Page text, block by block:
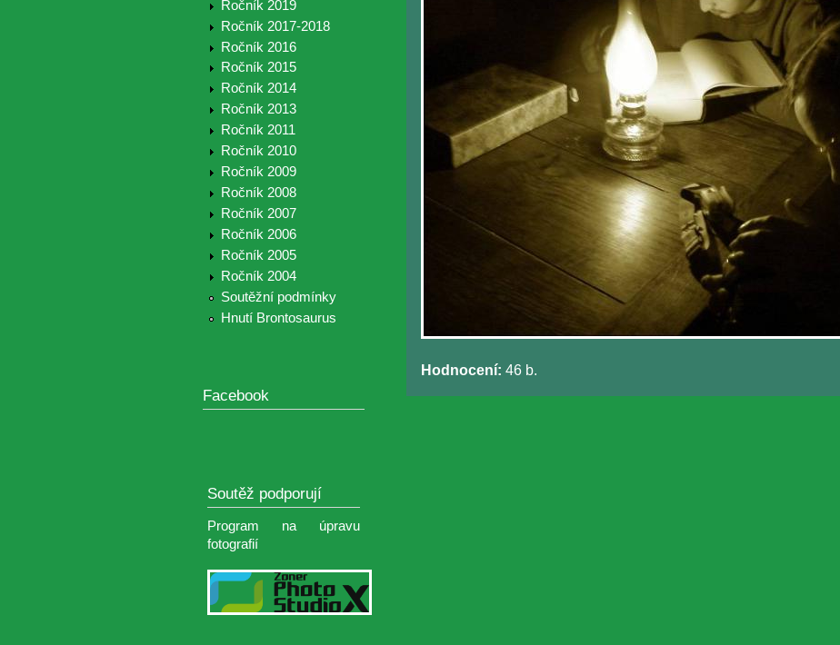
Ročník 2019
Ročník 2017-2018
Ročník 2016
Ročník 2015
Ročník 2014
Ročník 2013
Ročník 2011
Ročník 2010
Ročník 2009
Ročník 2008
Ročník 2007
Ročník 2006
Ročník 2005
Ročník 2004
Soutěžní podmínky
Hnutí Brontosaurus
Facebook
Soutěž podporují
Program na úpravu
fotografií
Hodnocení: 46 b.